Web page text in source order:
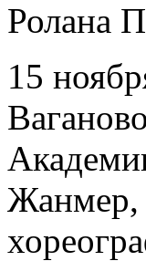
Ролана
15
Жанмер,